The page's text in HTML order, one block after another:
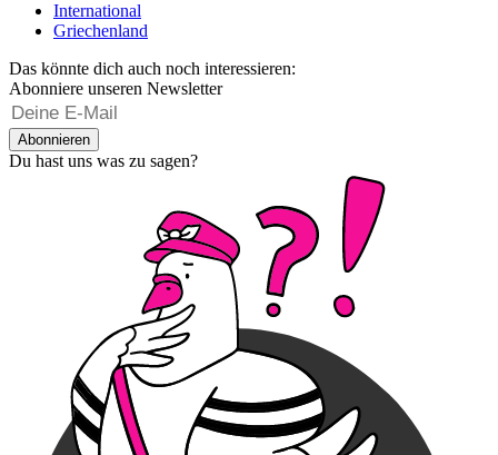
International
Griechenland
Das könnte dich auch noch interessieren:
Abonniere unseren Newsletter
Abonnieren
Du hast uns was zu sagen?